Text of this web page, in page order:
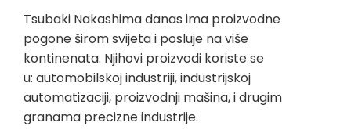
Tsubaki Nakashima danas ima proizvodne
pogone širom svijeta i posluje na više
kontinenata. Njihovi proizvodi koriste se
u: automobilskoj industriji, industrijskoj
automatizaciji, proizvodnji mašina, i drugim
granama precizne industrije.